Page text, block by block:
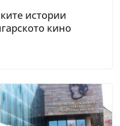
истории
кино